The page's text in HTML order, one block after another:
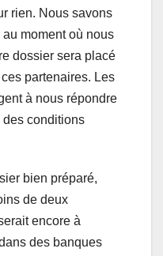
rien. Nous savons
moment où nous
dossier sera placé
partenaires. Les
à nous répondre
conditions
bien préparé,
de deux
encore à
des banques